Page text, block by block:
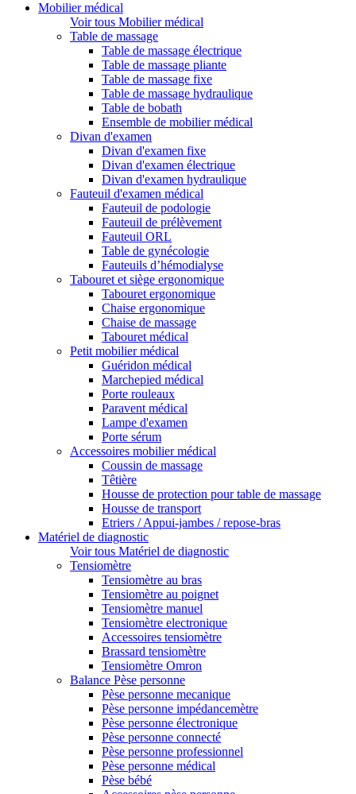
Mobilier médical
Voir tous Mobilier médical
Table de massage
Table de massage électrique
Table de massage pliante
Table de massage fixe
Table de massage hydraulique
Table de bobath
Ensemble de mobilier médical
Divan d'examen
Divan d'examen fixe
Divan d'examen électrique
Divan d'examen hydraulique
Fauteuil d'examen médical
Fauteuil de podologie
Fauteuil de prélèvement
Fauteuil ORL
Table de gynécologie
Fauteuils d’hémodialyse
Tabouret et siège ergonomique
Tabouret ergonomique
Chaise ergonomique
Chaise de massage
Tabouret médical
Petit mobilier médical
Guéridon médical
Marchepied médical
Porte rouleaux
Paravent médical
Lampe d'examen
Porte sérum
Accessoires mobilier médical
Coussin de massage
Têtière
Housse de protection pour table de massage
Housse de transport
Etriers / Appui-jambes / repose-bras
Matériel de diagnostic
Voir tous Matériel de diagnostic
Tensiomètre
Tensiomètre au bras
Tensiomètre au poignet
Tensiomètre manuel
Tensiomètre electronique
Accessoires tensiomètre
Brassard tensiomètre
Tensiomètre Omron
Balance Pèse personne
Pèse personne mecanique
Pèse personne impédancemètre
Pèse personne électronique
Pèse personne connecté
Pèse personne professionnel
Pèse personne médical
Pèse bébé